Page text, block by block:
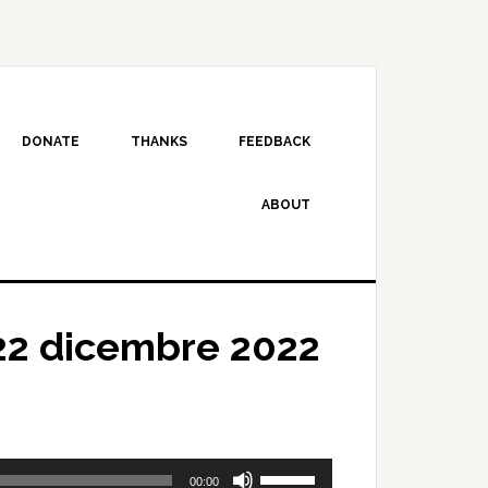
DONATE THANKS FEEDBACK
ABOUT
dicembre 2022
00:00